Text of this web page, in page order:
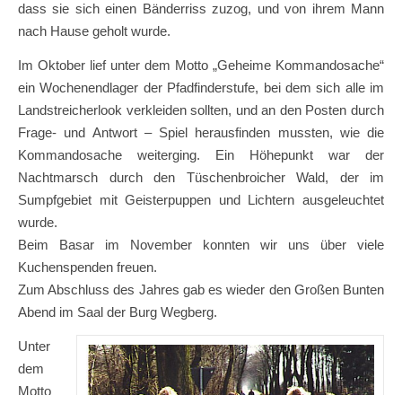
dass sie sich einen Bänderriss zuzog, und von ihrem Mann
nach Hause geholt wurde.
Im Oktober lief unter dem Motto „Geheime Kommandosache“
ein Wochenendlager der Pfadfinderstufe, bei dem sich alle im
Landstreicherlook verkleiden sollten, und an den Posten durch
Frage- und Antwort – Spiel herausfinden mussten, wie die
Kommandosache weiterging. Ein Höhepunkt war der
Nachtmarsch durch den Tüschenbroicher Wald, der im
Sumpfgebiet mit Geisterpuppen und Lichtern ausgeleuchtet
wurde.
Beim Basar im November konnten wir uns über viele
Kuchenspenden freuen.
Zum Abschluss des Jahres gab es wieder den Großen Bunten
Abend im Saal der Burg Wegberg.
Unter
dem
Motto